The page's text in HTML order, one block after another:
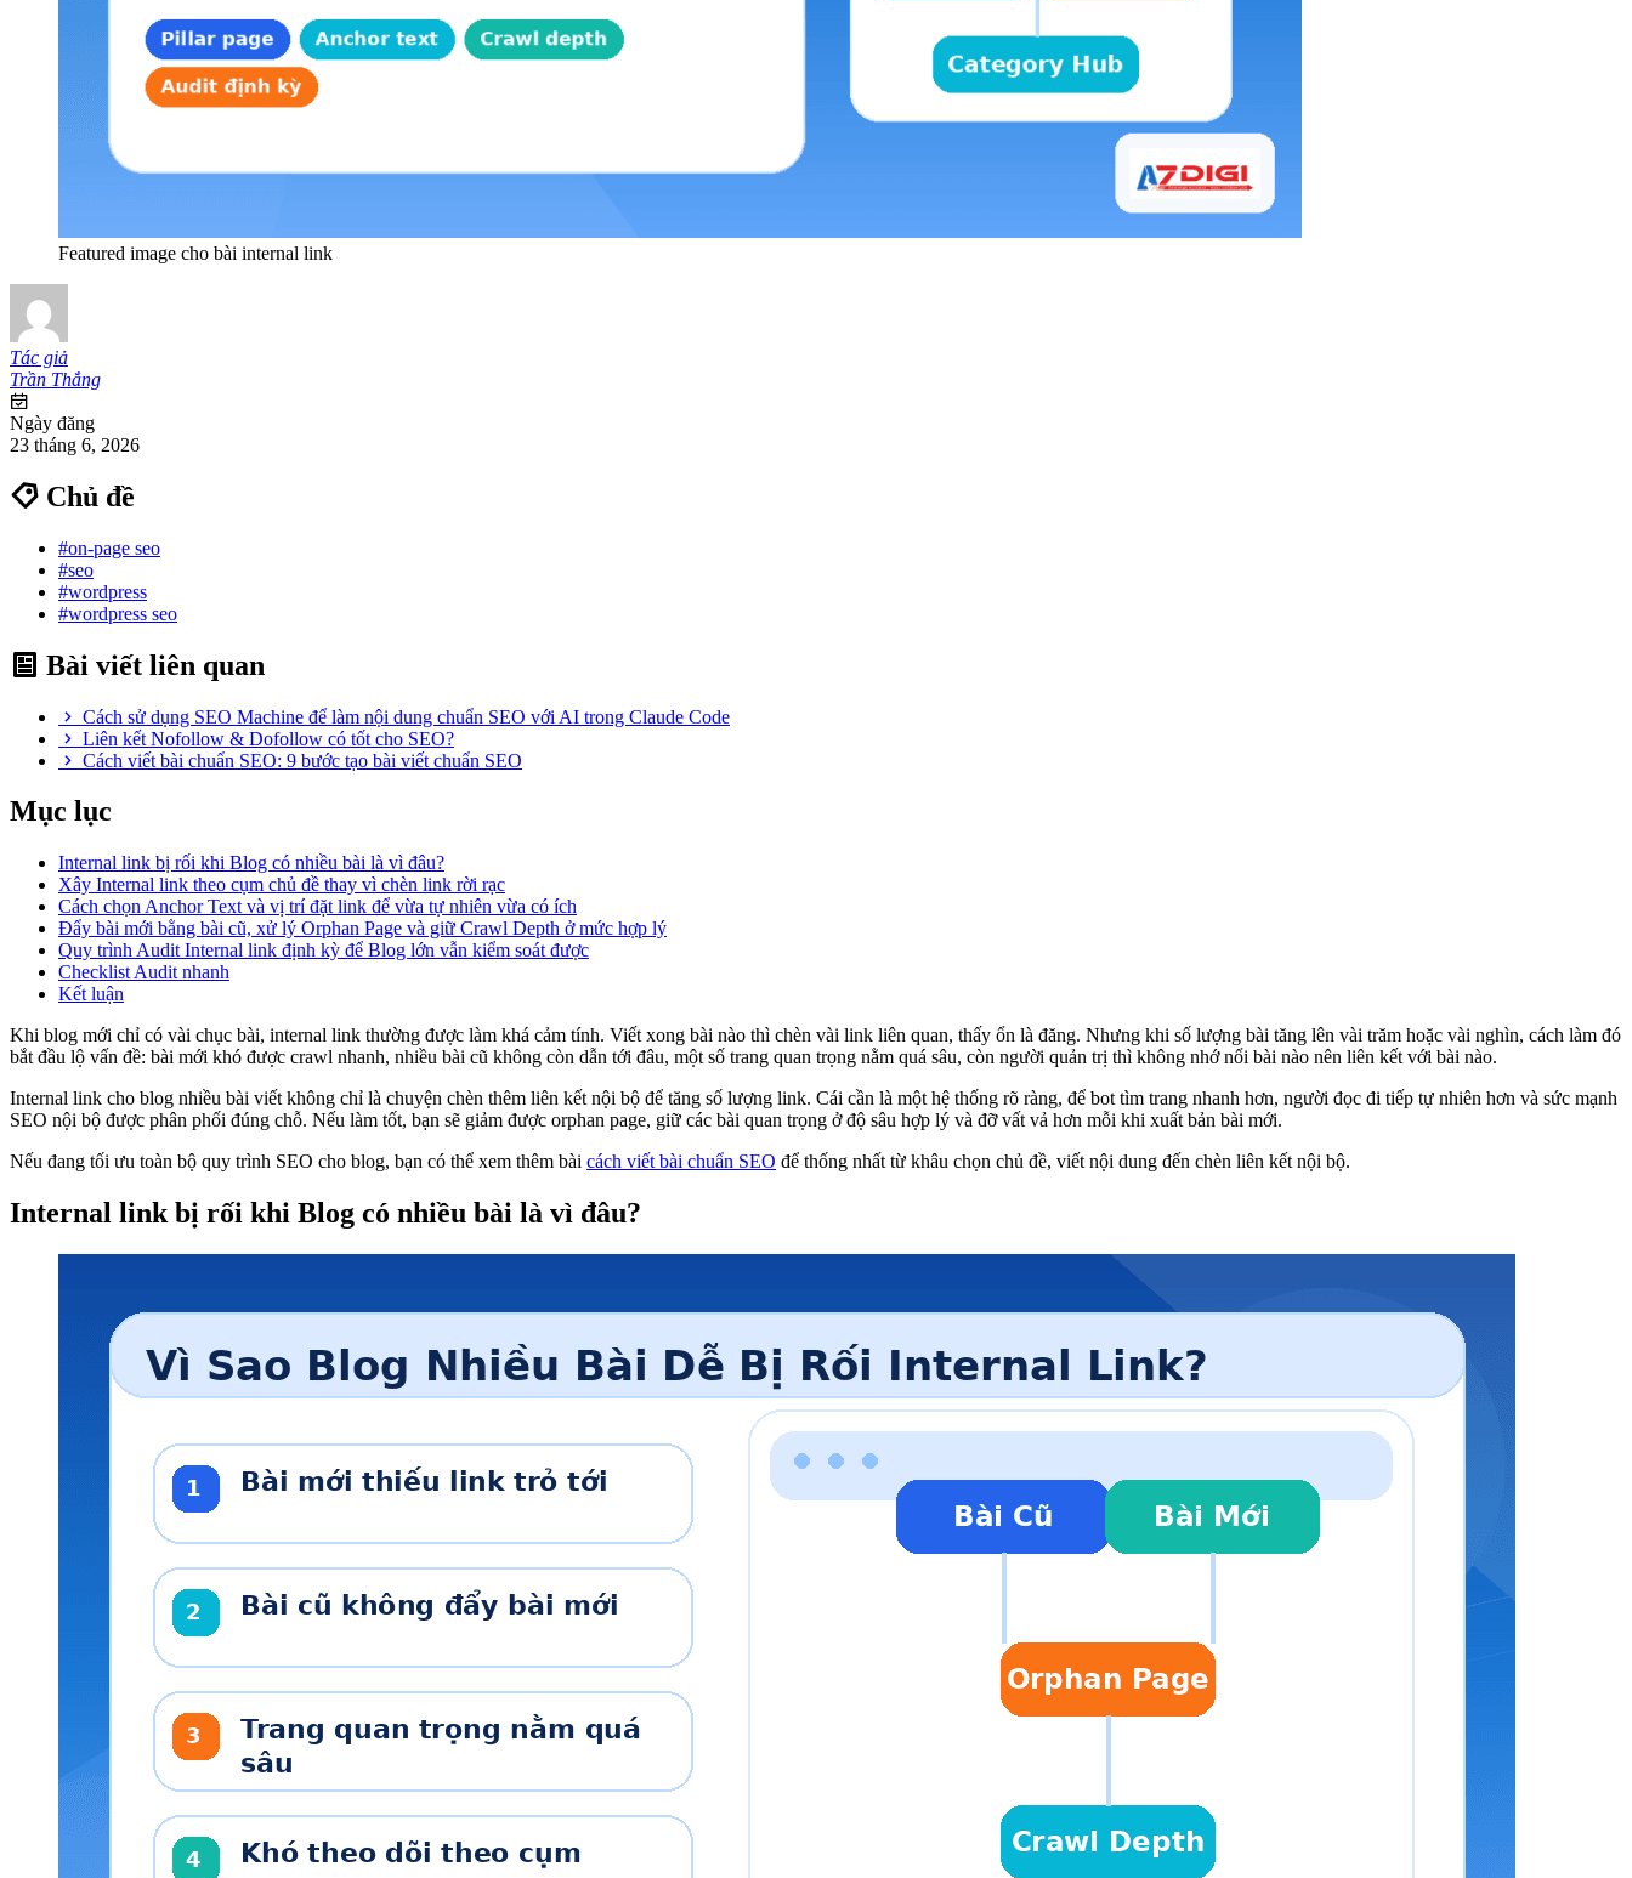
Featured image cho bài internal link
Tác giả
Trần Thắng
Ngày đăng
23 tháng 6, 2026
Chủ đề
#on-page seo
#seo
#wordpress
#wordpress seo
Bài viết liên quan
Cách sử dụng SEO Machine để làm nội dung chuẩn SEO với AI trong Claude Code
Liên kết Nofollow & Dofollow có tốt cho SEO?
Cách viết bài chuẩn SEO: 9 bước tạo bài viết chuẩn SEO
Mục lục
Internal link bị rối khi Blog có nhiều bài là vì đâu?
Xây Internal link theo cụm chủ đề thay vì chèn link rời rạc
Cách chọn Anchor Text và vị trí đặt link để vừa tự nhiên vừa có ích
Đẩy bài mới bằng bài cũ, xử lý Orphan Page và giữ Crawl Depth ở mức hợp lý
Quy trình Audit Internal link định kỳ để Blog lớn vẫn kiểm soát được
Checklist Audit nhanh
Kết luận
Khi blog mới chỉ có vài chục bài, internal link thường được làm khá cảm tính. Viết xong bài nào thì chèn vài link liên quan, thấy ổn là đăng. Nhưng khi số lượng bài tăng lên vài trăm hoặc vài nghìn, cách làm đó
bắt đầu lộ vấn đề: bài mới khó được crawl nhanh, nhiều bài cũ không còn dẫn tới đâu, một số trang quan trọng nằm quá sâu, còn người quản trị thì không nhớ nổi bài nào nên liên kết với bài nào.
Internal link cho blog nhiều bài viết không chỉ là chuyện chèn thêm liên kết nội bộ để tăng số lượng link. Cái cần là một hệ thống rõ ràng, để bot tìm trang nhanh hơn, người đọc đi tiếp tự nhiên hơn và sức mạnh
SEO nội bộ được phân phối đúng chỗ. Nếu làm tốt, bạn sẽ giảm được orphan page, giữ các bài quan trọng ở độ sâu hợp lý và đỡ vất vả hơn mỗi khi xuất bản bài mới.
Nếu đang tối ưu toàn bộ quy trình SEO cho blog, bạn có thể xem thêm bài cách viết bài chuẩn SEO để thống nhất từ khâu chọn chủ đề, viết nội dung đến chèn liên kết nội bộ.
Internal link bị rối khi Blog có nhiều bài là vì đâu?